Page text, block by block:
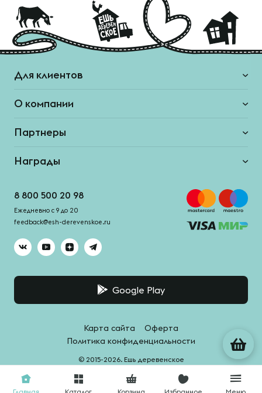
Главная Каталог Корзина Избранное Меню
Для клиентов
О компании
Партнеры
Награды
8 800 500 20 98
Ежедневно с 9 до 20
feedback@esh-derevenskoe.ru
Google Play
© 2015-2026. Ешь деревенское
Карта сайта
Оферта
Политика конфиденциальности
Система качества - HACCPro